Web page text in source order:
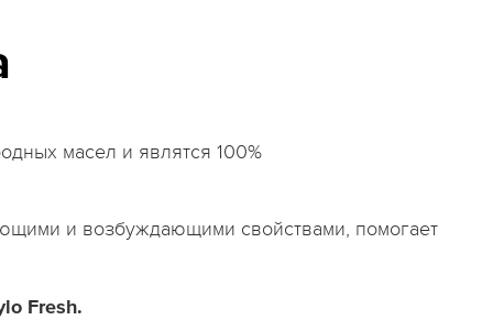
масел и являтся 100%
и возбуждающими свойствами, помогает
Fresh.